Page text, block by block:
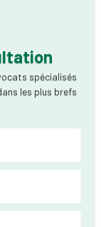
spécialisés
les plus brefs